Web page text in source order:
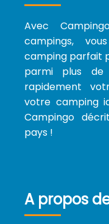
Avec
campings,
camping parfait
parmi plus de
rapidement
votre camping
Campingo
pays !
A propos